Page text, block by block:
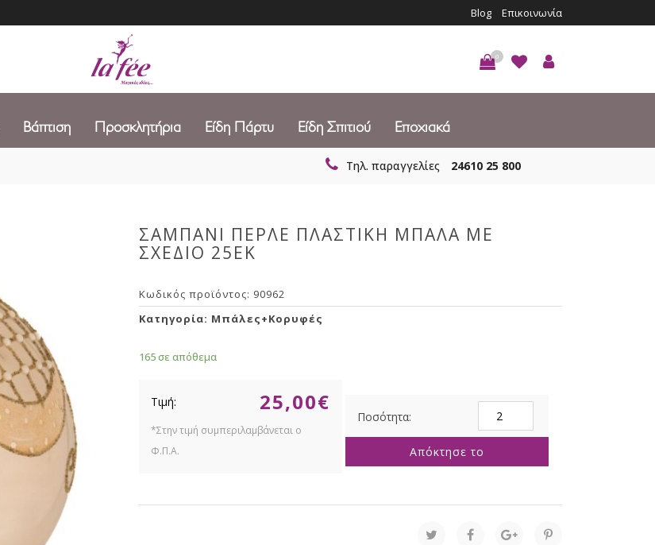
Blog Επικοινωνία
0
Βάπτιση Προσκλητήρια Είδη Πάρτυ Είδη Σπιτιού Εποχιακά
Τηλ. παραγγελίες 24610 25 800
ΣΑΜΠΑΝΙ ΠΕΡΛΕ ΠΛΑΣΤΙΚΗ ΜΠΑΛΑ ΜΕ
ΣΧΕΔΙΟ 25ΕΚ
Κωδικός προϊόντος: 90962
Κατηγορία: Μπάλες+Κορυφές
165 σε απόθεμα
25,00€
ΠΕΡΛΕ
ΠΛΑΣΤΙΚΗ
ΜΠΑΛΑ
ΜΕ
25ΕΚ
Απόκτησε το